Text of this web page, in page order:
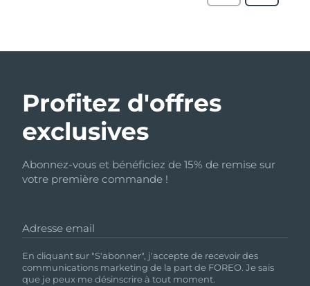
Profitez d'offres
exclusives
Abonnez-vous et bénéficiez de 15% de remise sur
votre première commande !
Adresse email
En cliquant sur "S'abonner", j'accepte de recevoir des
communications marketing de la part de FOREO. Je sais
que je peux me désinscrire à tout moment.